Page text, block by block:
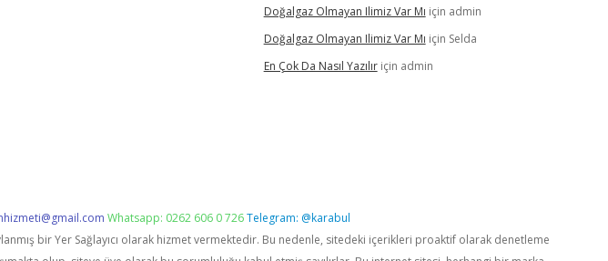
Doğalgaz Olmayan Ilimiz Var Mı için admin
Doğalgaz Olmayan Ilimiz Var Mı için Selda
En Çok Da Nasıl Yazılıriçin admin
Whatsapp: 0262 606 0 726Telegram: @karabul
bir Yer Sağlayıcı olarak hizmet vermektedir. Bu nedenle, sitedeki içerikleri proaktif olarak denetleme